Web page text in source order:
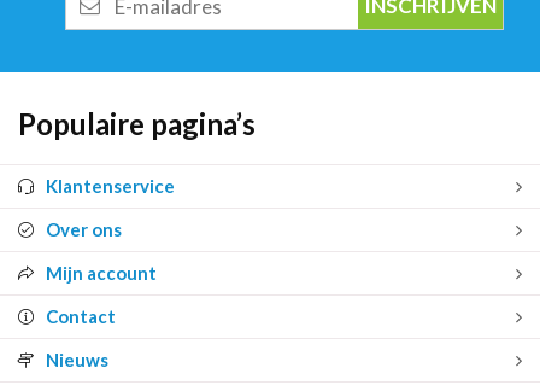
mailadres
Populaire pagina’s
Klantenservice
Over ons
Mijn account
Contact
Nieuws